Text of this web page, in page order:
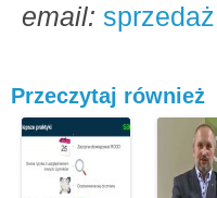
email:
Przeczytaj również